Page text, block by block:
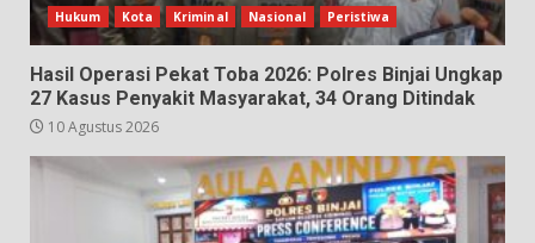
Hukum Kota Kriminal Nasional Peristiwa
Hasil Operasi Pekat Toba 2026: Polres Binjai Ungkap
27 Kasus Penyakit Masyarakat, 34 Orang Ditindak
10 Agustus 2026